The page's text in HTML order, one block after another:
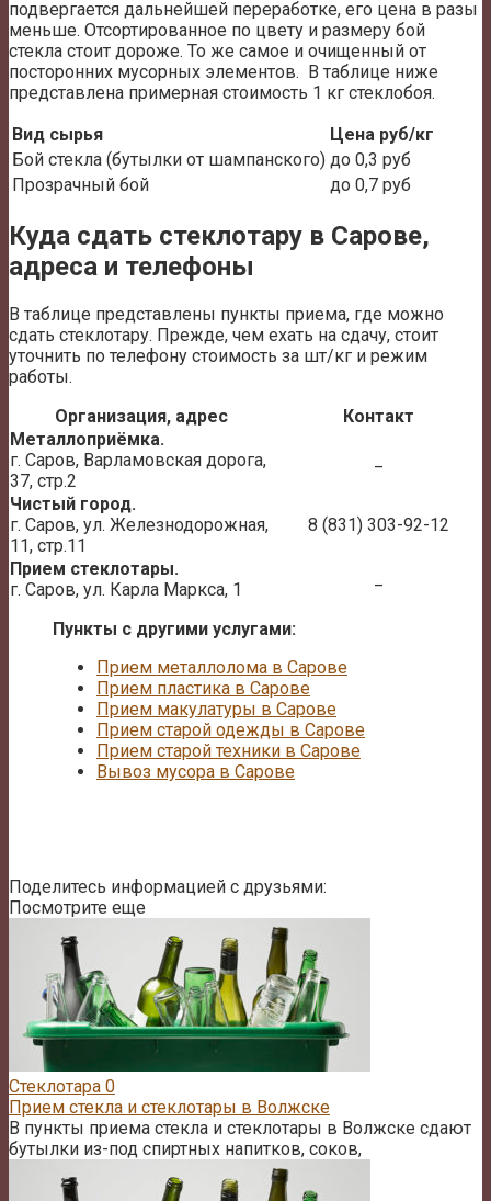
подвергается дальнейшей переработке, его цена в разы
меньше. Отсортированное по цвету и размеру бой
стекла стоит дороже. То же самое и очищенный от
посторонних мусорных элементов. В таблице ниже
представлена примерная стоимость 1 кг стеклобоя.
Вид сырья
Цена руб/кг
Бой стекла (бутылки от шампанского) до 0,3 руб
Прозрачный бой
до 0,7 руб
Куда сдать стеклотару в Сарове,
адреса и телефоны
В таблице представлены пункты приема, где можно
сдать стеклотару. Прежде, чем ехать на сдачу, стоит
уточнить по телефону стоимость за шт/кг и режим
работы.
Организация, адрес
Контакт
Металлоприёмка.
г. Саров, Варламовская дорога,
37, стр.2
Чистый город.
г. Саров, ул. Железнодорожная,
11, стр.11
8 (831) 303-92-12
Прием стеклотары.
г. Саров, ул. Карла Маркса, 1
Пункты с другими услугами:
Прием металлолома в Сарове
Прием пластика в Сарове
Прием макулатуры в Сарове
Прием старой одежды в Сарове
Прием старой техники в Сарове
Вывоз мусора в Сарове
Поделитесь информацией с друзьями:
Посмотрите еще
Стеклотара 0
Прием стекла и стеклотары в Волжске
В пункты приема стекла и стеклотары в Волжске сдают
бутылки из-под спиртных напитков, соков,